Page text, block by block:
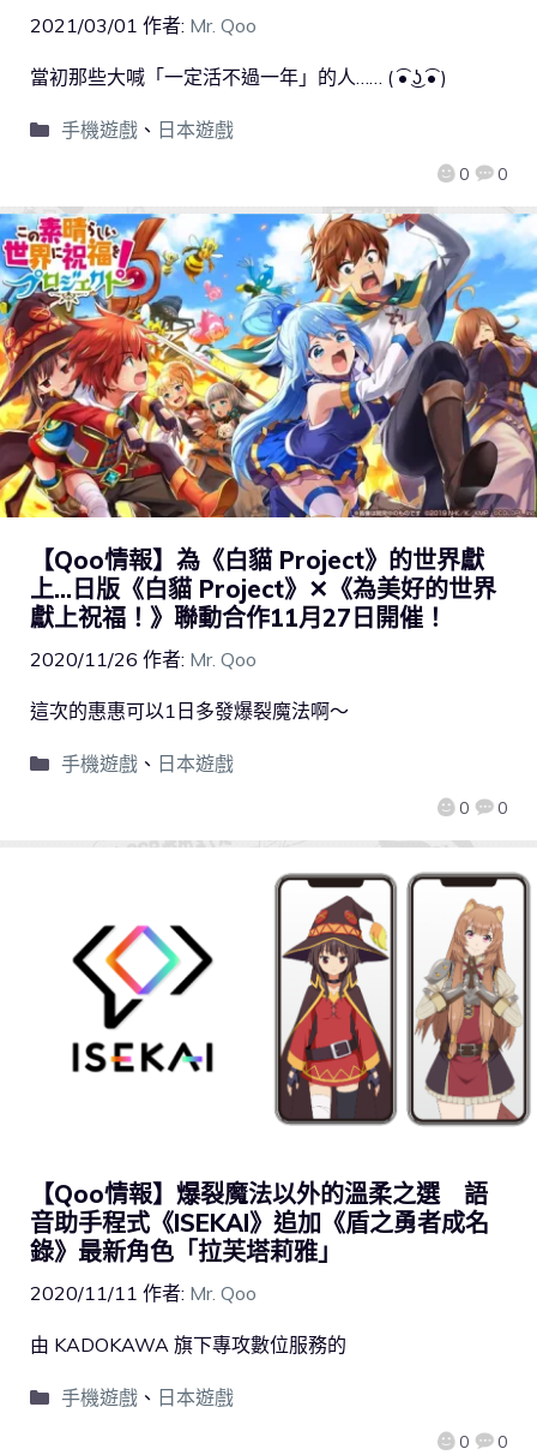
2021/03/01 作者: Mr. Qoo
0 0
當初那些大喊「一定活不過一年」的人…… ( ͡• ͜ʖ ͡• )
手機遊戲、 日本遊戲
【Qoo情報】為《白貓 Project》的世界獻
上…日版《白貓 Project》✕《為美好的世界
獻上祝福！》聯動合作11月27日開催！
2020/11/26 作者: Mr. Qoo
0 0
這次的惠惠可以1日多發爆裂魔法啊～
手機遊戲、 日本遊戲
【Qoo情報】爆裂魔法以外的溫柔之選 語
音助手程式《ISEKAI》追加《盾之勇者成名
錄》最新角色「拉芙塔莉雅」
2020/11/11 作者: Mr. Qoo
0 0
由 KADOKAWA 旗下專攻數位服務的
手機遊戲、 日本遊戲